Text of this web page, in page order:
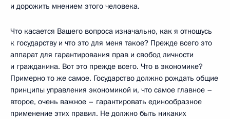
и дорожить мнением этого человека.
Что касается Вашего вопроса изначально, как я отношусь
к государству и что это для меня такое? Прежде всего это
аппарат для гарантирования прав и свобод личности
и гражданина. Вот это прежде всего. Что в экономике?
Примерно то же самое. Государство должно рождать общие
принципы управления экономикой и, что самое главное –
второе, очень важное – гарантировать единообразное
применение этих правил. Не должно быть никаких